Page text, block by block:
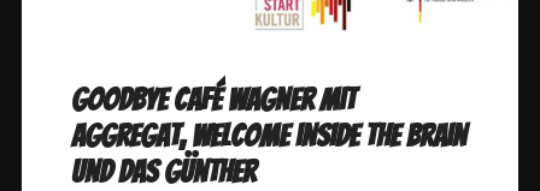
Goodbye Café Wagner mit
Aggregat, Welcome inside the Brain
und Das Günther